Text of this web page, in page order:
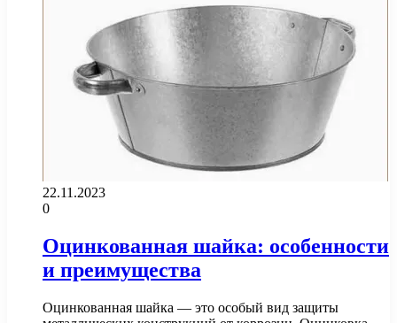
22.11.2023
0
Оцинкованная шайка: особенности
и преимущества
Оцинкованная шайка — это особый вид защиты